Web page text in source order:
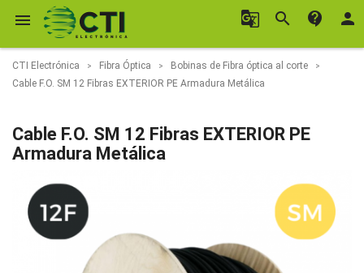
 g_translate search contact_support person
CTI Electrónica Fibra Óptica
Bobinas de Fibra óptica al corte
Cable F.O. SM 12 Fibras EXTERIOR PE Armadura Metálica
Cable F.O. SM 12 Fibras EXTERIOR PE
Armadura Metálica